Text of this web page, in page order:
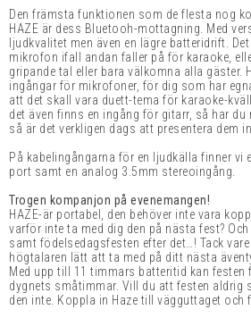
Den främsta funktionen som de flesta nog
HAZE är dess Bluetooh-mottagning. Med
ljudkvalitet men även en lägre batteridrift.
mikrofon ifall andan faller på för karaoke,
gripande tal eller bara välkomna alla gäster.
ingångar för mikrofoner, för dig som har
att det skall vara duett-tema för karaoke-
det även finns en ingång för gitarr, så har
så är det verkligen dags att presentera dem
På kabelingångarna för en ljudkälla finner vi
port samt en analog 3.5mm stereoingång.
Trogen kompanjon på evenemangen!
HAZE-är portabel, den behöver inte vara
varför inte ta med dig den på nästa fest?
samt födelsedagsfesten efter det…! Tack
högtalaren lätt att ta med på ditt nästa
Med upp till 11 timmars batteritid kan
dygnets småtimmar. Vill du att festen aldrig
den inte. Koppla in Haze till vägguttaget och